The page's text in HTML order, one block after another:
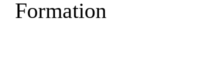
Formation